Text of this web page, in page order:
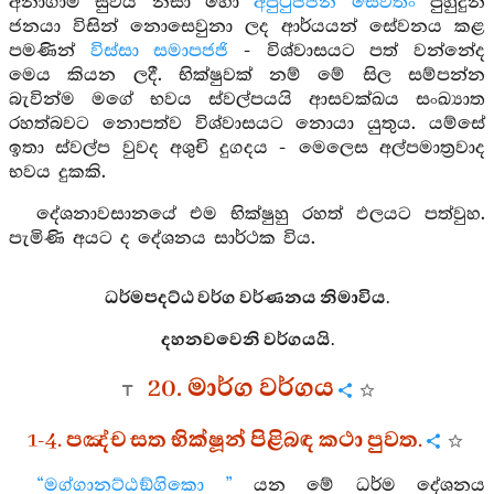
ජනයා විසින් නොසෙවුනා ලද ආර්යයන් සේවනය කළ
පමණින් විස්සා සමාපජජි - විශ්වාසයට පත් වන්නේද
මෙය කියන ලදී. භික්ෂුවක් නම් මේ සිල සම්පන්න
බැවින්ම මගේ භවය ස්වල්පයයි ආසවක්ඛය සංඛ්‍යාත
රහත්බවට නොපත්ව විශ්වාසයට නොයා යුතුය. යම්සේ
ඉතා ස්වල්ප වුවද අශුචි දුගදය - මෙලෙස අල්පමාත්‍රවාද
භවය දුකකි.
දේශනාවසානයේ එම භික්ෂුහු රහත් ඵලයට පත්වුහ.
පැමිණි අයට ද දේශනය සාර්ථක විය.
ධර්මපදට්ඨ වර්ග වර්ණනය නිමාවිය.
දහනවවෙනි වර්ගයයි.
20. මාර්ග වර්ගය
1-4. පඤ්ච සත භික්ෂූන් පිළිබඳ කථා පුවත.
“මග්ගානට්ඨඞ්ගිකො ” යන මේ ධර්ම දේශනය